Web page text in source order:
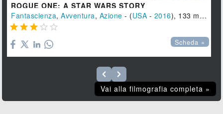
ROGUE ONE: A STAR WARS STORY
Fantascienza,Avventura, Azione - (USA - 2016), 133 min.
    
Scheda »
Vai alla filmografia completa »